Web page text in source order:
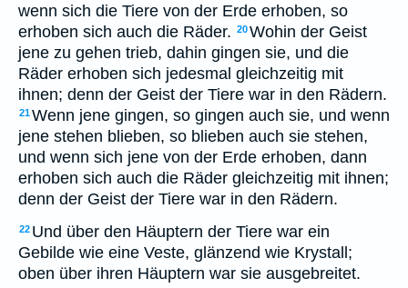
wenn sich die Tiere von der Erde erhoben, so
erhoben sich auch die Räder. 20Wohin der Geist
jene zu gehen trieb, dahin gingen sie, und die
Räder erhoben sich jedesmal gleichzeitig mit
ihnen; denn der Geist der Tiere war in den Rädern.
21Wenn jene gingen, so gingen auch sie, und wenn
jene stehen blieben, so blieben auch sie stehen,
und wenn sich jene von der Erde erhoben, dann
erhoben sich auch die Räder gleichzeitig mit ihnen;
denn der Geist der Tiere war in den Rädern.
22 Und über den Häuptern der Tiere war ein
Gebilde wie eine Veste, glänzend wie Krystall;
oben über ihren Häuptern war sie ausgebreitet.